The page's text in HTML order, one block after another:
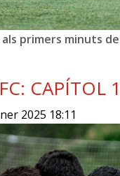
primers minuts
CAPÍTOL
2025 18:11